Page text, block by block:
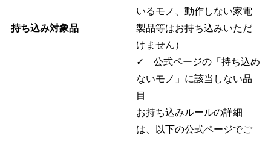
持ち込み対象品
いるモノ、動作しない家電
製品等はお持ち込みいただ
けません）
✓ 公式ページの「持ち込め
ないモノ」に該当しない品
目
お持ち込みルールの詳細
は、以下の公式ページでご